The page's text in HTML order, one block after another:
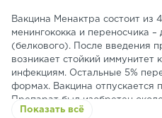
Вакцина Менактра состоит из
менингококка и переносчика
(белкового). После введения
возникает стойкий иммунитет
инфекциям. Остальные 5%
формах. Вакцина отпускается
Препарат был изобретен
России одобрено с 2014 года.
Показать всё